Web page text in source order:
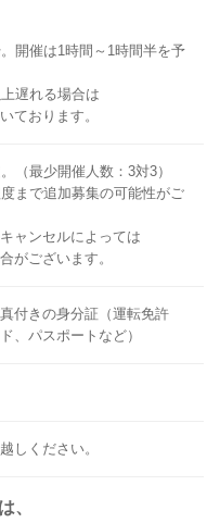
開催は1時間～1時間半を予
遅れる場合は
ております。
（最少開催人数：3対3）
まで追加募集の可能性がご
ャンセルによっては
がございます。
付きの身分証（運転免許
、パスポートなど）
しください。
、